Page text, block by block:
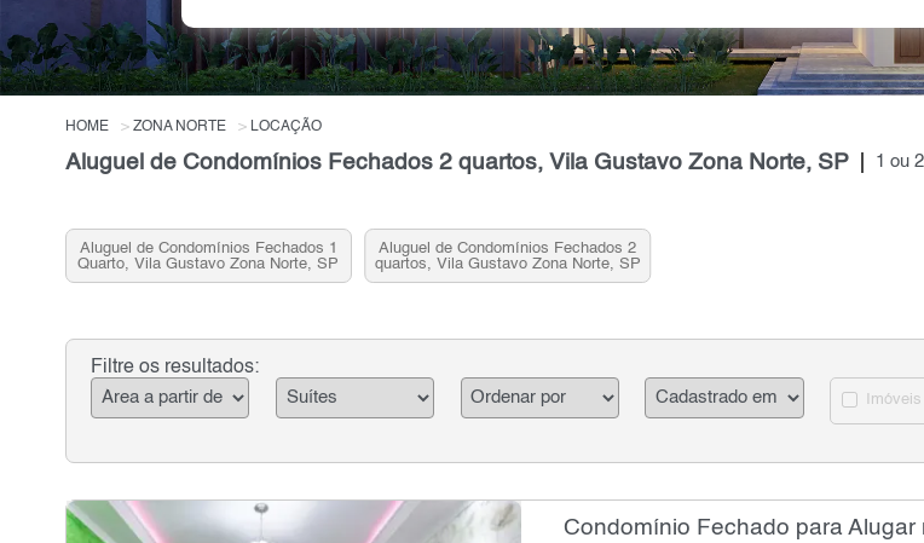
HOME ZONA NORTE LOCAÇÃO
Aluguel de Condomínios Fechados 2 quartos, Vila Gustavo Zona Norte, SP 1 ou
Aluguel de Condomínios Fechados 1
Quarto, Vila Gustavo Zona Norte, SP
Aluguel de Condomínios Fechados 2
quartos, Vila Gustavo Zona Norte, SP
Filtre os resultados:
Condomínio Fechado para Alugar